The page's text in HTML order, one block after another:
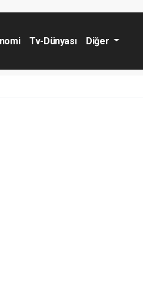
Tv-Dünyası Diğer